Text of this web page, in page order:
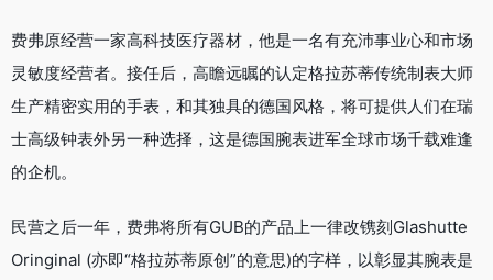
费弗原经营一家高科技医疗器材，他是一名有充沛事业心和市场
灵敏度经营者。接任后，高瞻远瞩的认定格拉苏蒂传统制表大师
生产精密实用的手表，和其独具的德国风格，将可提供人们在瑞
士高级钟表外另一种选择，这是德国腕表进军全球市场千载难逢
的企机。
民营之后一年，费弗将所有GUB的产品上一律改镌刻Glashutte
Oringinal (亦即“格拉苏蒂原创”的意思)的字样，以彰显其腕表是